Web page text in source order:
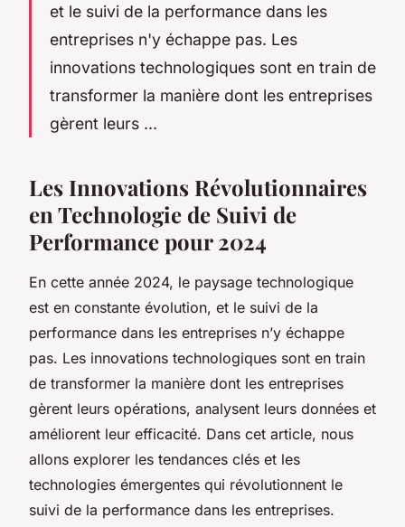
et le suivi de la performance dans les
entreprises n'y échappe pas. Les
innovations technologiques sont en train de
transformer la manière dont les entreprises
gèrent leurs ...
Les Innovations Révolutionnaires
en Technologie de Suivi de
Performance pour 2024
En cette année 2024, le paysage technologique
est en constante évolution, et le suivi de la
performance dans les entreprises n’y échappe
pas. Les innovations technologiques sont en train
de transformer la manière dont les entreprises
gèrent leurs opérations, analysent leurs données et
améliorent leur efficacité. Dans cet article, nous
allons explorer les tendances clés et les
technologies émergentes qui révolutionnent le
suivi de la performance dans les entreprises.